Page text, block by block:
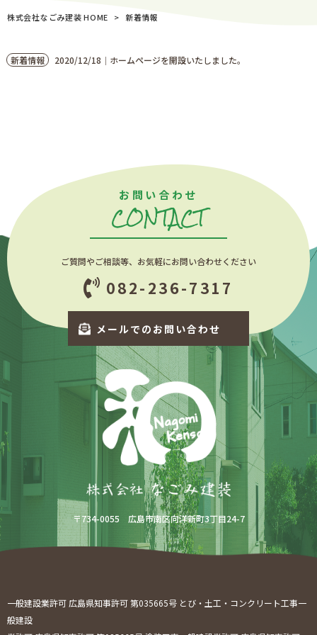
株式会社なごみ建装 HOME > 新着情報
新着情報 2020/12/18 │ ホームページを開設いたしました。
お問い合わせ
CONTACT
ご質問やご相談等、お気軽にお問い合わせください
082-236-7317
メールでのお問い合わせ
〒734-0055 広島市南区向洋新町3丁目24-7
一般建設業許可 広島県知事許可 第035665号 とび・土工・コンクリート工事一
般建設